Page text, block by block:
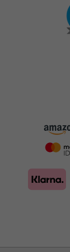
Des offres
pertinentes.
intérêts et à